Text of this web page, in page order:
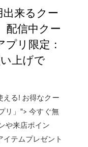
来るクー
配信中クー
リ限定：
上げで
える! お得なクー
リ」"> 今すぐ無
や来店ポイン
テムプレゼント